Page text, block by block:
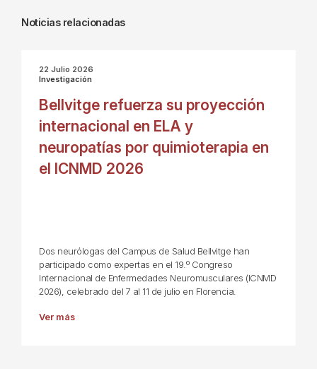
Noticias relacionadas
22 Julio 2026
Investigación
Bellvitge refuerza su proyección
internacional en ELA y
neuropatías por quimioterapia en
el ICNMD 2026
Dos neurólogas del Campus de Salud Bellvitge han
participado como expertas en el 19.º Congreso
Internacional de Enfermedades Neuromusculares (ICNMD
2026), celebrado del 7 al 11 de julio en Florencia.
Ver más